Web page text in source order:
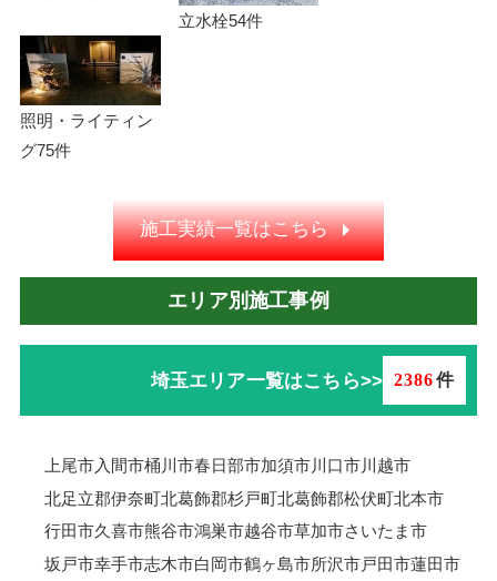
立水栓54件
照明・ライティン
グ75件
施工実績一覧はこちら
エリア別施工事例
埼玉エリア一覧はこちら>> 2386件
上尾市入間市桶川市春日部市加須市川口市川越市
北足立郡伊奈町北葛飾郡杉戸町北葛飾郡松伏町北本市
行田市久喜市熊谷市鴻巣市越谷市草加市さいたま市
坂戸市幸手市志木市白岡市鶴ヶ島市所沢市戸田市蓮田市